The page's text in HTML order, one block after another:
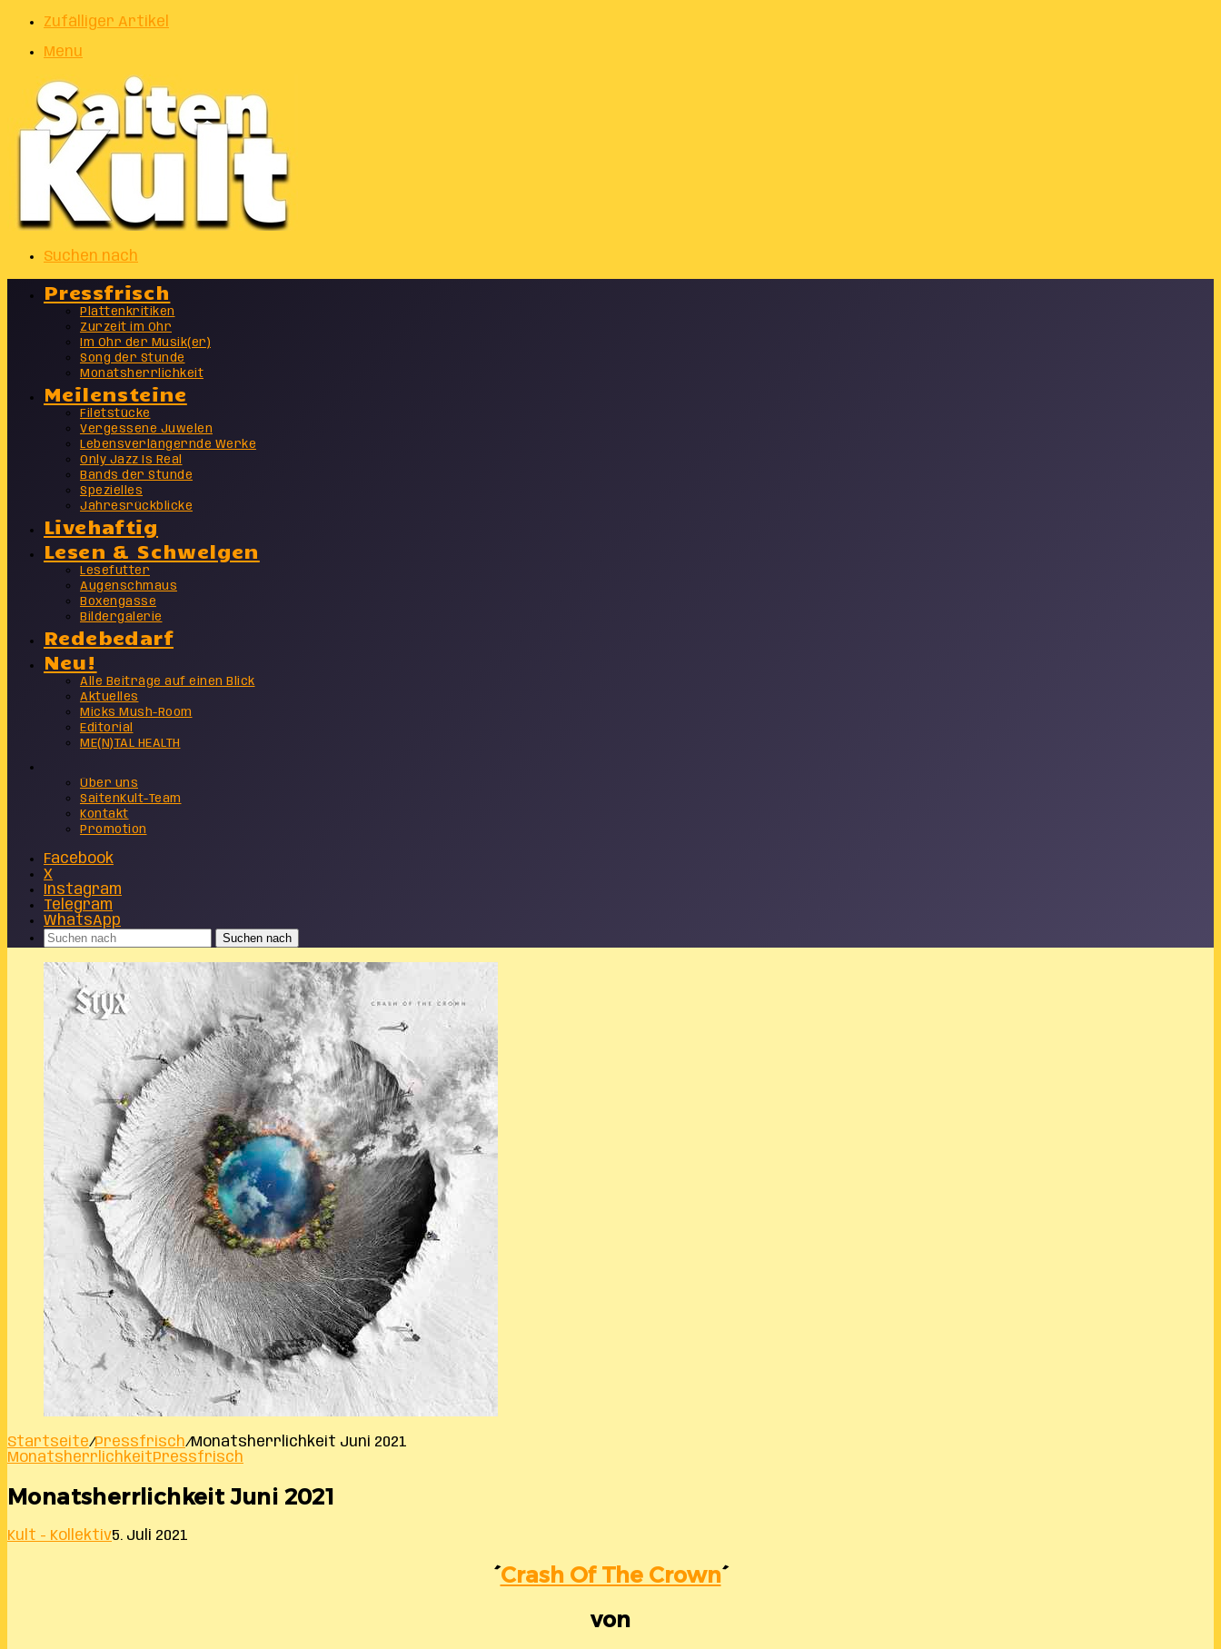
Zufälliger Artikel
Menu
Suchen nach
Pressfrisch
Plattenkritiken
Zurzeit im Ohr
Im Ohr der Musik(er)
Song der Stunde
Monatsherrlichkeit
Meilensteine
Filetstücke
Vergessene Juwelen
Lebensverlängernde Werke
Only Jazz Is Real
Bands der Stunde
Spezielles
Jahresrückblicke
Livehaftig
Lesen & Schwelgen
Lesefutter
Augenschmaus
Boxengasse
Bildergalerie
Redebedarf
Neu!
Alle Beiträge auf einen Blick
Aktuelles
Micks Mush-Room
Editorial
ME(N)TAL HEALTH
Über uns
SaitenKult-Team
Kontakt
Promotion
Facebook
X
Instagram
Telegram
WhatsApp
Suchen nach
Startseite/Pressfrisch/Monatsherrlichkeit Juni 2021
MonatsherrlichkeitPressfrisch
Monatsherrlichkeit Juni 2021
Kult - Kollektiv5. Juli 2021
´Crash Of The Crown´
von